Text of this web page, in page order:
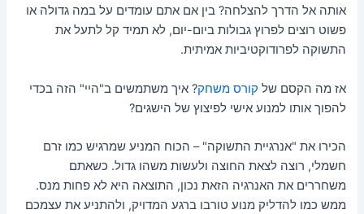
אותה אל הדרך להצלחה? בין אם אתם עומדים על במה גדולה או
פשוט רוצים לפרוץ גבולות ביום-יום, לא תמיד קל לתעל את
התשוקה לפרודוקטיביות אמיתית.
אז מה הקסם של קורס משחק? איך משתמשים ב"היי" הזה בכדי
להפוך אותו למנוע אישי לפיצוץ של הישגים?
הכירו את "אנרגיית התשוקה" – הכוח המניע שמרגיש כמו זרם
חשמלי, רוצה לצאת החוצה ולעשות משהו גדול. כשאתם
משחררים את האנרגיה הזאת נכון, התוצאה היא לא פחות מנס.
ממש כמו להדליק מנוע טורבו ברגע המדויק, ולהתניע את עצמכם